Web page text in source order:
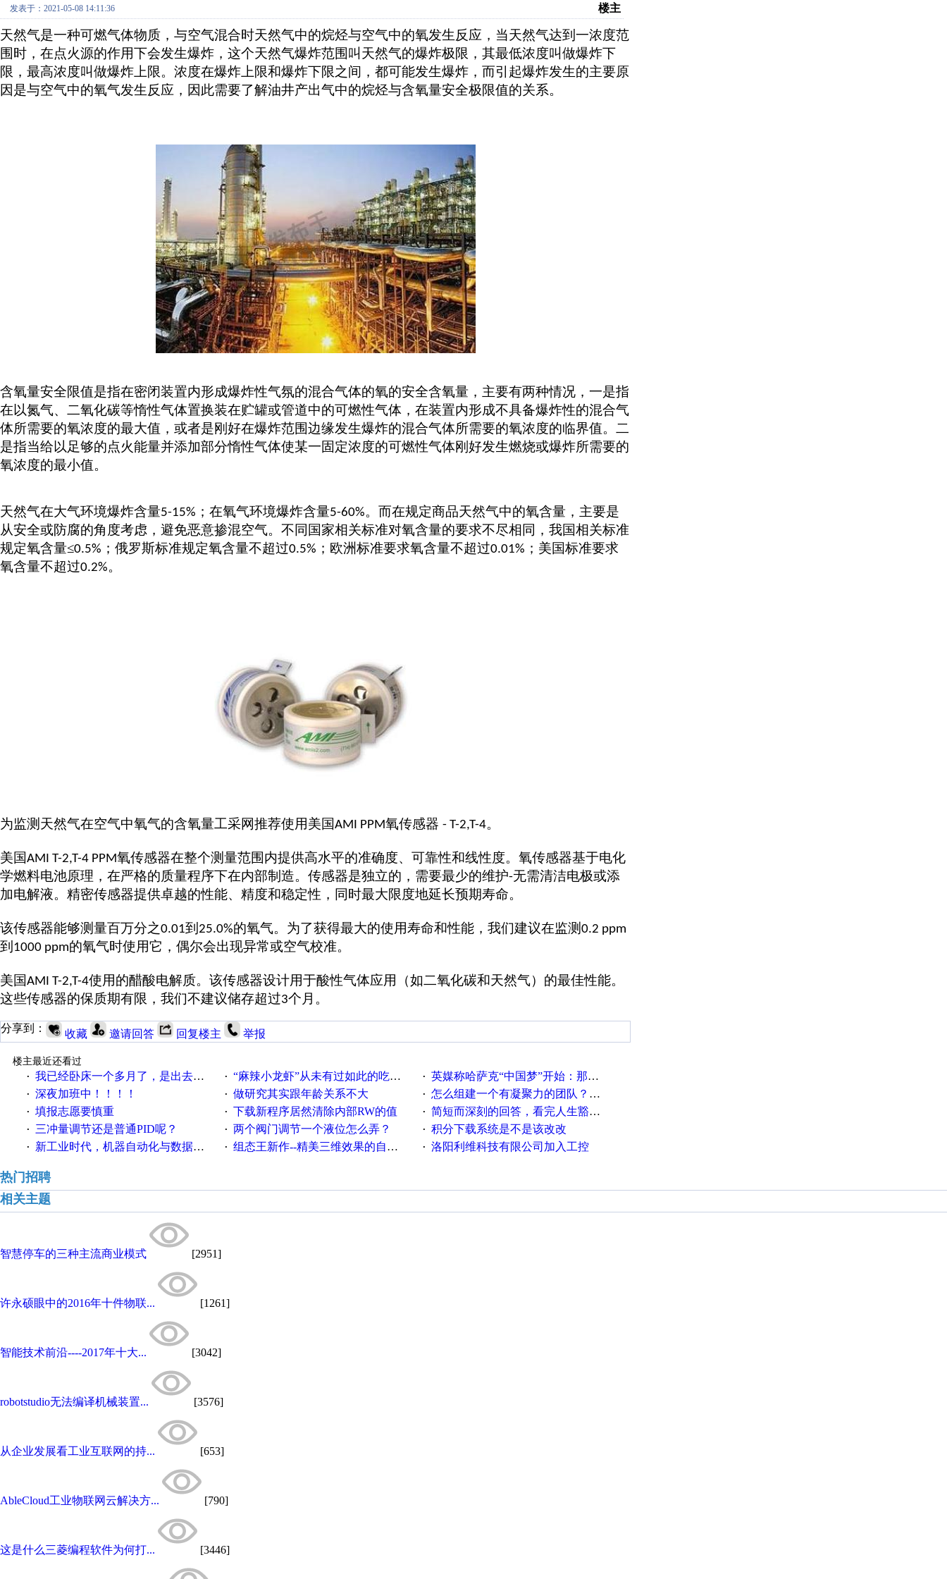
发表于：2021-05-08 14:11:36 楼主
天然气是一种可燃气体物质，与空气混合时天然气中的烷烃与空气中的氧发生反应，当天然气达到一浓度范
围时，在点火源的作用下会发生爆炸，这个天然气爆炸范围叫天然气的爆炸极限，其最低浓度叫做爆炸下
限，最高浓度叫做爆炸上限。浓度在爆炸上限和爆炸下限之间，都可能发生爆炸，而引起爆炸发生的主要原
因是与空气中的氧气发生反应，因此需要了解油井产出气中的烷烃与含氧量安全极限值的关系。
含氧量安全限值是指在密闭装置内形成爆炸性气氛的混合气体的氧的安全含氧量，主要有两种情况，一是指
在以氮气、二氧化碳等惰性气体置换装在贮罐或管道中的可燃性气体，在装置内形成不具备爆炸性的混合气
体所需要的氧浓度的最大值，或者是刚好在爆炸范围边缘发生爆炸的混合气体所需要的氧浓度的临界值。二
是指当给以足够的点火能量并添加部分惰性气体使某一固定浓度的可燃性气体刚好发生燃烧或爆炸所需要的
氧浓度的最小值。
天然气在大气环境爆炸含量5-15% ；在氧气环境爆炸含量5-60%。 而在规定商品天然气中的氧含量，主要是
从安全或防腐的角度考虑，避免恶意掺混空气。不同国家相关标准对氧含量的要求不尽相同，我国相关标准
规定氧含量≤0.5% ；俄罗斯标准规定氧含量不超过0.5% ；欧洲标准要求氧含量不超过0.01% ；美国标准要求
氧含量不超过0.2%。
为监测 天然气在空气中氧气的含氧量工采网推荐使用美国AMI PPM氧传感器 - T-2,T-4。
美国AMI T-2,T-4 PPM氧传感器在整个测量范围内提供高水平的准确度、可靠性和线性度。氧传感器基于电化
学燃料电池原理，在严格的质量程序下在内部制造。传感器是独立的，需要最少的维护-无需清洁电极或添
加电解液。精密传感器提供卓越的性能、精度和稳定性，同时最大限度地延长预期寿命。
该传感器能够测量百万分之0.01到 25.0%的氧气。为了获得最大的使用寿命和性能，我们建议在监测 0.2 ppm
到 1000 ppm的氧气时使用它，偶尔会出现异常或空气校准。
美国AMI T-2,T-4使用的醋酸电解质。该传感器设计用于酸性气体应用（如二氧化碳和天然气）的最佳性能。
这些传感器的保质期有限，我们不建议储存超过3个月。
分享到： 收藏 邀请回答 回复楼主 举报
楼主最近还看过
· 我已经卧床一个多月了，是出去安装机械手在高速遭遇车祸所致:大家工作都要特别注意啊 · “麻辣小龙虾”从未有过如此的吃法！ · 英媒称哈萨克“中国梦”开始：那里中文比英文重要
· 深夜加班中！！！！ · 做研究其实跟年龄关系不大 · 怎么组建一个有凝聚力的团队？离职率有点高
· 填报志愿要慎重 · 下载新程序居然清除内部RW的值 · 简短而深刻的回答，看完人生豁然开朗
· 三冲量调节还是普通PID呢？ · 两个阀门调节一个液位怎么弄？ · 积分下载系统是不是该改改
· 新工业时代，机器自动化与数据完美结合！ · 组态王新作--精美三维效果的自控系统 · 洛阳利维科技有限公司加入工控
热门招聘
相关主题
智慧停车的三种主流商业模式 [2951]
许永硕眼中的2016年十件物联... [1261]
智能技术前沿----2017年十大... [3042]
robotstudio无法编译机械装置... [3576]
从企业发展看工业互联网的持... [653]
AbleCloud工业物联网云解决方... [790]
这是什么三菱编程软件为何打... [3446]